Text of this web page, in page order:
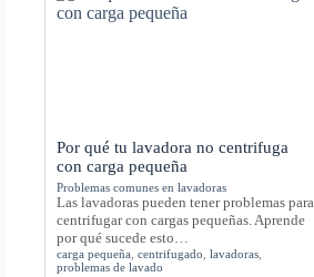
Por qué tu lavadora no centrifuga
con carga pequeña
Problemas comunes en lavadoras
Las lavadoras pueden tener problemas para
centrifugar con cargas pequeñas. Aprende
por qué sucede esto…
carga pequeña ,centrifugado ,lavadoras
problemas de lavado